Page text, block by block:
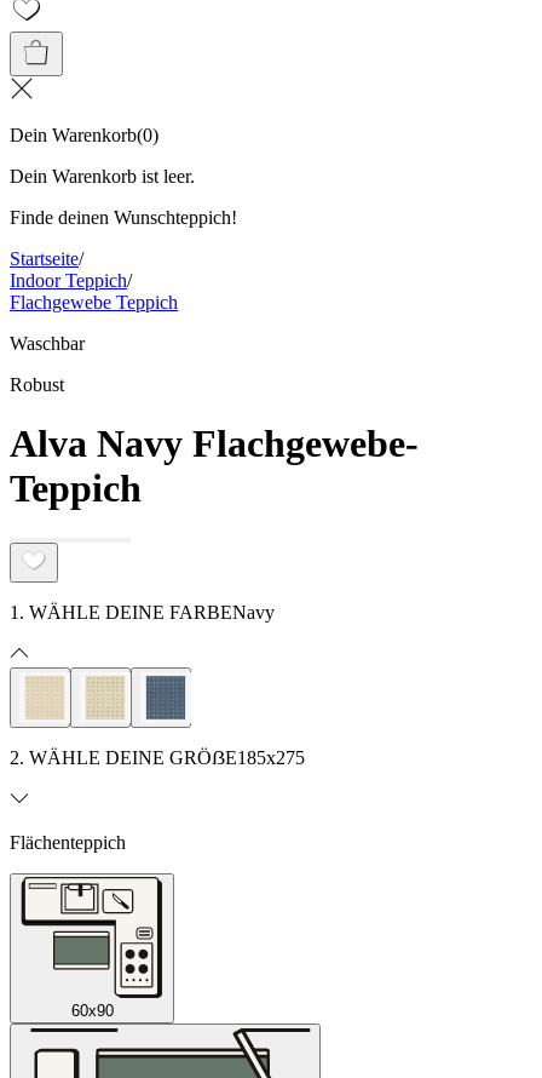
Dein Warenkorb(0)
Dein Warenkorb ist leer.
Finde deinen Wunschteppich!
Startseite/
Indoor Teppich/
Flachgewebe Teppich
Waschbar
Robust
Alva Navy Flachgewebe-
Teppich
1. WÄHLE DEINE FARBENavy
2. WÄHLE DEINE GRÖẞE185x275
Flächenteppich
60x90